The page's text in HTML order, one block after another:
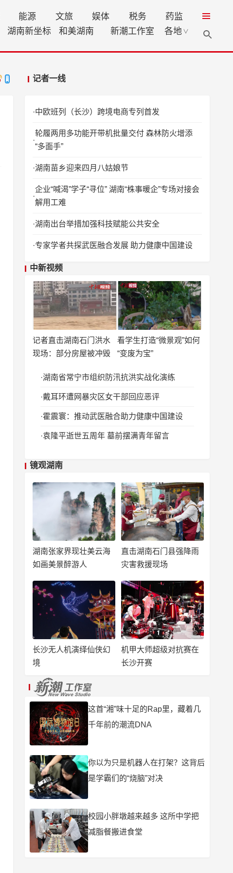
能源 文旅 娱体 税务
药监
湖南新坐标 和美湖南 新潮工作室 各地 ∨
记者一线
中欧班列（长沙）跨境电商专列首发
轮履两用多功能开带机批量交付 森林防火增添
“多面手”
湖南苗乡迎来四月八姑娘节
企业“喊渴”学子“寻位” 湖南“株事暖企”专场对接会
解用工难
湖南出台举措加强科技赋能公共安全
专家学者共探武医融合发展 助力健康中国建设
中新视频
记者直击湖南石门洪水
现场：部分房屋被冲毁
看学生打造“微景观”如何
“变废为宝”
湖南省常宁市组织防汛抗洪实战化演练
戴耳环遭网暴灾区女干部回应恶评
霍震寰：推动武医融合助力健康中国建设
袁隆平逝世五周年 墓前摆满青年留言
镜观湖南
湖南张家界现壮美云海
如画美景醉游人
直击湖南石门县强降雨
灾害救援现场
长沙无人机演绎仙侠幻
境
机甲大师超级对抗赛在
长沙开赛
这首“湘”味十足的Rap里，藏着几
千年前的潮流DNA
你以为只是机器人在打架？这背后
是学霸们的“烧脑”对决
校园小胖墩越来越多 这所中学把
减脂餐搬进食堂